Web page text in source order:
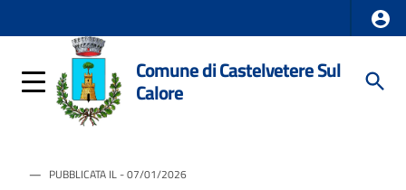
Comune di Castelvetere Sul
Calore
PUBBLICATA IL - 07/01/2026